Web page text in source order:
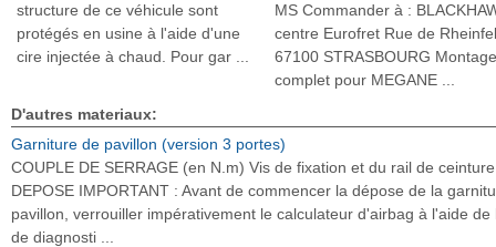
structure de ce véhicule sont
protégés en usine à l'aide d'une
cire injectée à chaud. Pour gar ...
MS Commander à :
centre Eurofret Rue de
67100 STRASBOURG
complet pour MEGANE ...
D'autres materiaux:
Garniture de pavillon (version 3 portes)
COUPLE DE SERRAGE (en N.m) Vis de fixation et du rail de
DEPOSE IMPORTANT : Avant de commencer la dépose de la
pavillon, verrouiller impérativement le calculateur d'airbag à l'aide de
de diagnosti ...